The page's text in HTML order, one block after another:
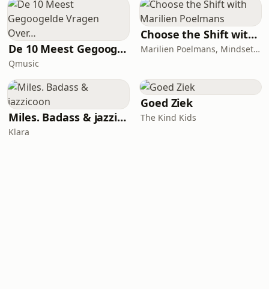
De 10 Meest Gegoogelde Vragen Over…
Qmusic
Choose the Shift with Marilien Poelmans
Marilien Poelmans, Mindset Mentor, Founder of the Mindset Shift Academy
Miles. Badass & jazzicoon
Klara
Goed Ziek
The Kind Kids